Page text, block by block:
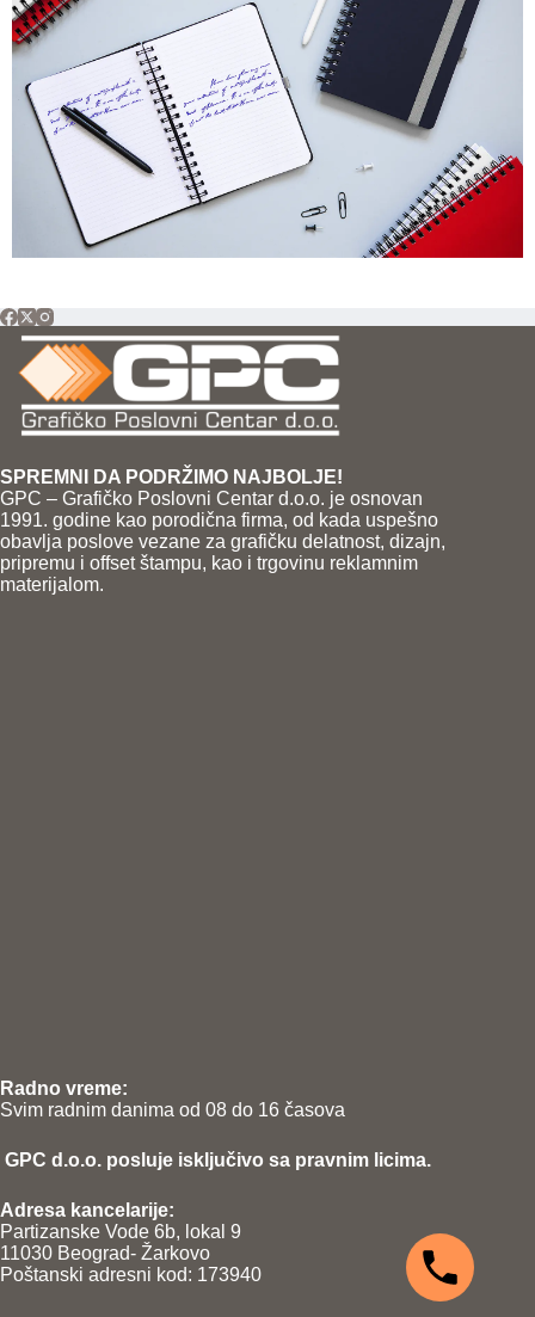
SPREMNI DA PODRŽIMO NAJBOLJE!
GPC – Grafičko Poslovni Centar d.o.o. je osnovan
1991. godine kao porodična firma, od kada uspešno
obavlja poslove vezane za grafičku delatnost, dizajn,
pripremu i offset štampu, kao i trgovinu reklamnim
materijalom.
Radno vreme:
Svim radnim danima od 08 do 16 časova
GPC d.o.o. posluje isključivo sa pravnim licima.
Adresa kancelarije:
Partizanske Vode 6b, lokal 9
11030 Beograd- Žarkovo
Poštanski adresni kod: 173940